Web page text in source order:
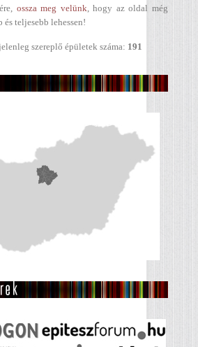
ossza meg velünk , hogy az oldal még
és teljesebb lehessen!
szereplő épületek száma: 191